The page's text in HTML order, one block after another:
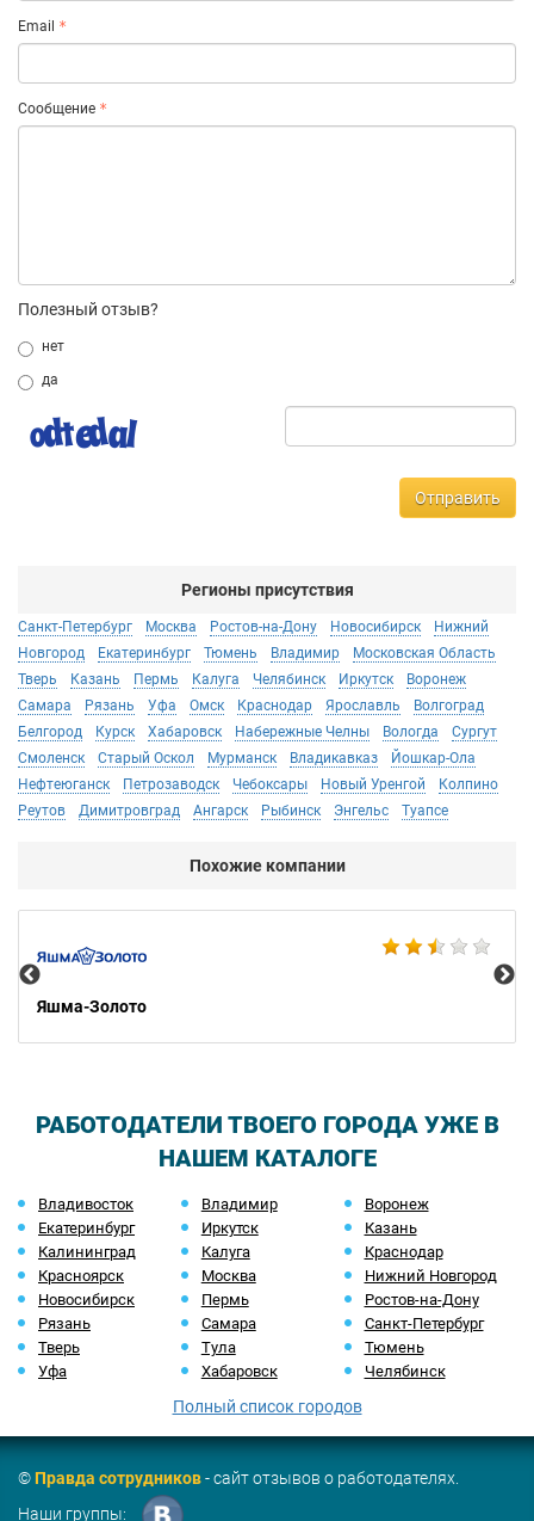
Email
Сообщение
Полезный отзыв?
нет
да
Отправить
Регионы присутствия
Санкт-Петербург Москва Ростов-на-Дону Новосибирск
Нижний
Новгород
Екатеринбург Тюмень Владимир
Московская Область
Тверь
Казань Пермь Калуга Челябинск Иркутск
Воронеж
Самара
Рязань Уфа Омск Краснодар Ярославль
Волгоград
Белгород
Курск Хабаровск Набережные Челны Вологда
Сургут
Смоленск
Старый Оскол Мурманск Владикавказ
Йошкар-Ола
Нефтеюганск
Петрозаводск Чебоксары Новый Уренгой
Колпино
Реутов
Димитровград Ангарск Рыбинск Энгельс Туапсе
Похожие компании
Яшма-Золото
РАБОТОДАТЕЛИ ТВОЕГО ГОРОДА УЖЕ В
НАШЕМ КАТАЛОГЕ
Владивосток Владимир
Воронеж
Екатеринбург
Иркутск
Казань
Калининград
Калуга
Краснодар
Красноярск
Москва
Нижний Новгород
Новосибирск
Пермь
Ростов-на-Дону
Рязань
Самара
Санкт-Петербург
Тверь
Тула
Тюмень
Уфа
Хабаровск Челябинск
Полный список городов
©Правда сотрудников- сайт отзывов о работодателях.
Наши группы: